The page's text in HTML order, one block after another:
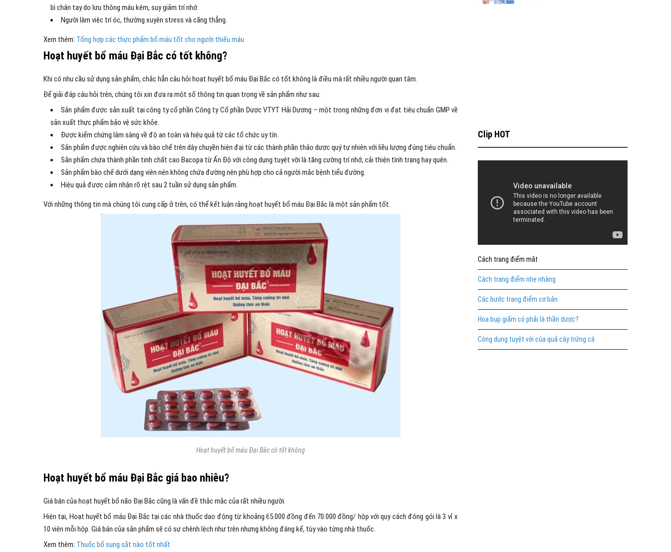
bì chân tay do lưu thông máu kém, suy giảm trí nhớ.
Người làm việc trí óc, thường xuyên stress và căng thẳng.
Xem thêm: Tổng hợp các thực phẩm bổ máu tốt cho người thiếu máu
Hoạt huyết bổ máu Đại Bắc có tốt không?
Khi có nhu cầu sử dụng sản phẩm, chắc hẳn câu hỏi hoạt huyết bổ máu Đại Bắc có tốt không là điều mà rất nhiều người quan tâm.
Để giải đáp câu hỏi trên, chúng tôi xin đưa ra một số thông tin quan trọng về sản phẩm như sau:
Sản phẩm được sản xuất tại công ty cổ phần Công ty Cổ phần Dược VTYT Hải Dương – một trong những đơn vị đạt tiêu chuẩn GMP về
sản xuất thực phẩm bảo vệ sức khỏe.
Được kiểm chứng lâm sàng về độ an toàn và hiệu quả từ các tổ chức uy tín.
Sản phẩm được nghiên cứu và bào chế trên dây chuyền hiện đại từ các thành phần thảo dược quý tự nhiên với liều lượng đúng tiêu chuẩn.
Sản phẩm chứa thành phần tinh chất cao Bacopa từ Ấn Độ với công dụng tuyệt vời là tăng cường trí nhớ, cải thiện tình trạng hay quên.
Sản phẩm bào chế dưới dạng viên nén không chứa đường nên phù hợp cho cả người mắc bệnh tiểu đường.
Hiệu quả được cảm nhận rõ rệt sau 2 tuần sử dụng sản phẩm.
Với những thông tin mà chúng tôi cung cấp ở trên, có thể kết luận rằng hoạt huyết bổ máu Đại Bắc là một sản phẩm tốt.
Hoạt huyết bổ máu Đại Bắc có tốt không
Hoạt huyết bổ máu Đại Bắc giá bao nhiêu?
Giá bán của hoạt huyết bổ não Đại Bắc cũng là vấn đề thắc mắc của rất nhiều người.
Hiện tại, Hoạt huyết bổ máu Đại Bắc tại các nhà thuốc dao động từ khoảng 65.000 đồng đến 70.000 đồng/ hộp với quy cách đóng gói là 3 vỉ x
10 viên mỗi hộp. Giá bán của sản phẩm sẽ có sự chênh lệch như trên nhưng không đáng kể, tùy vào từng nhà thuốc.
Xem thêm: Thuốc bổ sung sắt nào tốt nhất
Clip HOT
Cách trang điểm mắt
Cách trang điểm nhẹ nhàng
Các bước trang điểm cơ bản
Hoa bụp giấm có phải là thần dược?
Công dụng tuyệt vời của quả cây trứng cá